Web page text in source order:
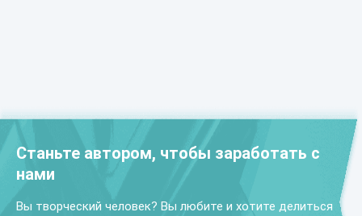
Станьте автором, чтобы заработать с
нами
Вы творческий человек? Вы любите и хотите делиться